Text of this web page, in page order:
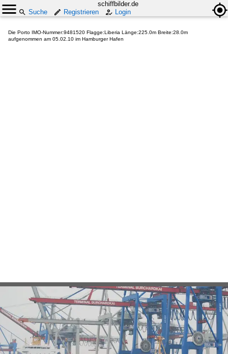
schiffbilder.de
Suche
Registrieren Login
Die Porto IMO-Nummer:9481520 Flagge:Liberia Länge:225.0m Breite:28.0m
aufgenommen am 05.02.10 im Hamburger Hafen